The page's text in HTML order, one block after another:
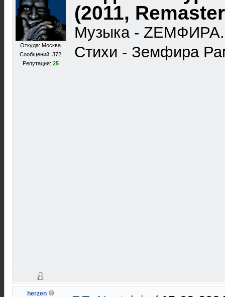
Откуда: Москва
Сообщений: 372
Репутация: 25
(2011,
Музыка - ZЕМФИРА.
Стихи - Земфира
herzen